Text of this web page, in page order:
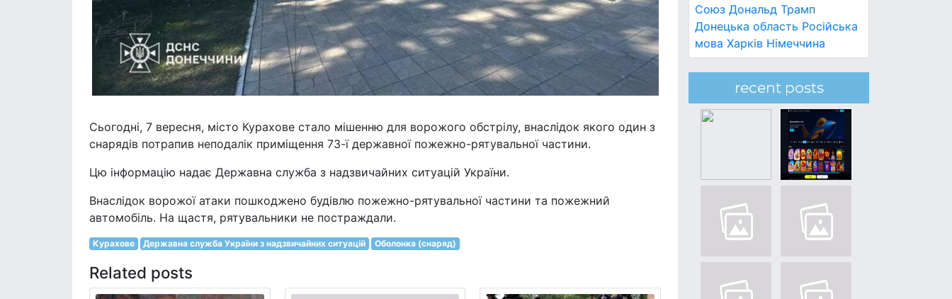
Сьогодні, 7 вересня, місто Курахове стало мішенню для ворожого обстрілу, внаслідок якого один з
снарядів потрапив неподалік приміщення 73-ї державної пожежно-рятувальної частини.
Цю інформацію надає Державна служба з надзвичайних ситуацій України.
Внаслідок ворожої атаки пошкоджено будівлю пожежно-рятувальної частини та пожежний
автомобіль. На щастя, рятувальники не постраждали.
Курахове Державна служба України з надзвичайних ситуацій Оболонка (снаряд)
Related posts
Союз Дональд Трамп
Донецька область Російська
мова Харків Німеччина
recent posts